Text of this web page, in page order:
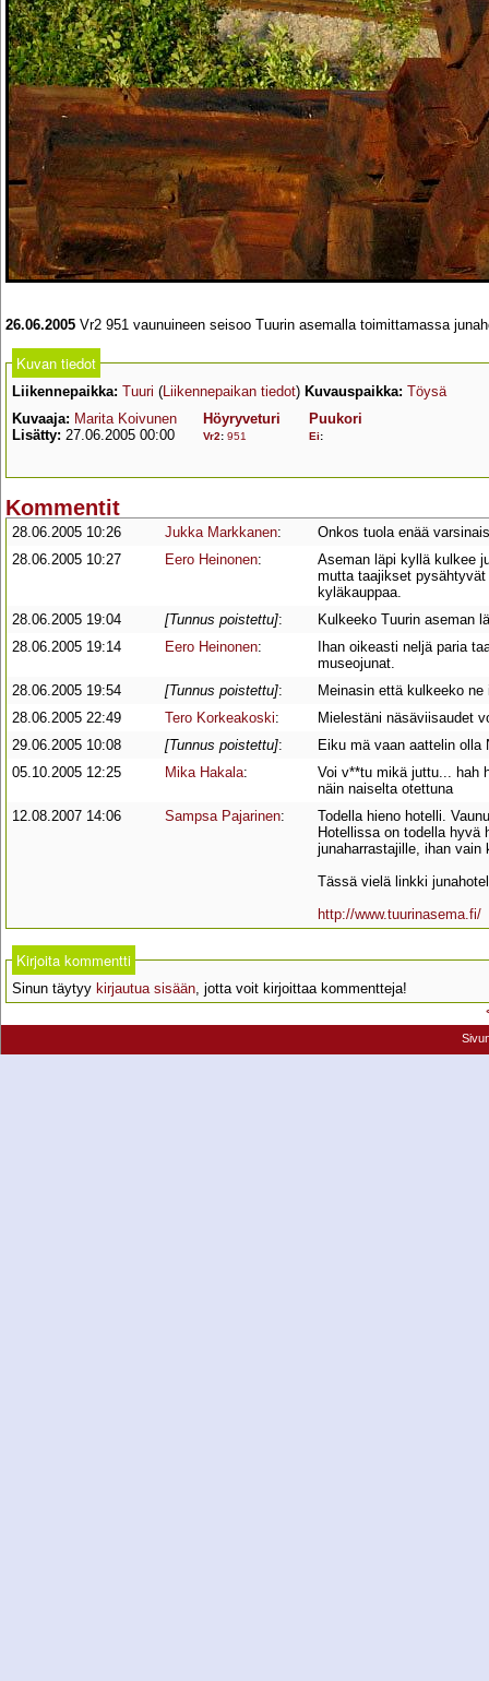
26.06.2005 Vr2 951 vaunuineen seisoo Tuurin asemalla toimittamassa
Kuvan tiedot
Liikennepaikka: Tuuri (Liikennepaikan tiedot) Kuvauspaikka: Töysä
Kuvaaja: Marita Koivunen
Lisätty: 27.06.2005 00:00
Höyryveturi
Vr2: 951
Puukori
Ei:
Kommentit
28.06.2005 10:26 Jukka Markkanen:
Onkos tuola enää
28.06.2005 10:27
Eero Heinonen:
Aseman läpi kyllä kulkee
mutta taajikset pysähtyvät
kyläkauppaa.
28.06.2005 19:04
[Tunnus poistettu]:
Kulkeeko Tuurin aseman
28.06.2005 19:14
Eero Heinonen:
Ihan oikeasti neljä paria
museojunat.
28.06.2005 19:54
[Tunnus poistettu]:
Meinasin että kulkeeko
28.06.2005 22:49
Tero Korkeakoski:
Mielestäni näsäviisaudet
29.06.2005 10:08
[Tunnus poistettu]:
Eiku mä vaan aattelin olla
05.10.2005 12:25
Mika Hakala:
Voi v**tu mikä juttu... hah
näin naiselta otettuna
12.08.2007 14:06
Sampsa Pajarinen:
Todella hieno hotelli.
Hotellissa on todella hyvä
junaharrastajille, ihan vain
Tässä vielä linkki
http://www.tuurinasema.fi/
Kirjoita kommentti
Sinun täytyy kirjautua sisään, jotta voit kirjoittaa kommentteja!